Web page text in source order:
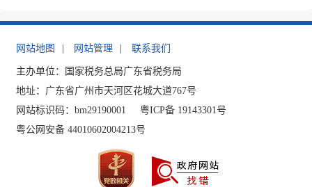
网站地图 网站管理 联系我们
主办单位：国家税务总局广东省税务局
地址：广东省广州市天河区花城大道767号
网站标识码：bm29190001
粤ICP备 19143301号
粤公网安备 44010602004213号